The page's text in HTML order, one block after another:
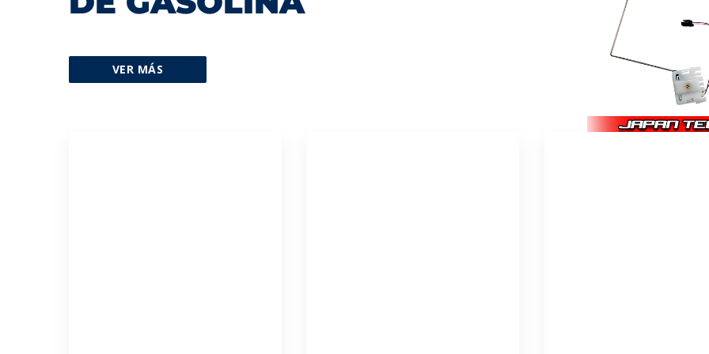
VER MÁS